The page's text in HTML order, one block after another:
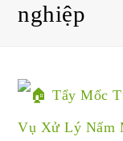
nghiệp